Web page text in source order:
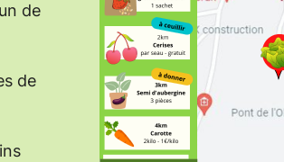
de
de